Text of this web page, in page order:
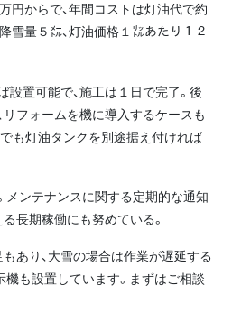
からで、年間コストは灯油代で約
雪量５㍍、灯油価格１㍑あたり１２
置可能で、施工は１日で完了。後
フォームを機に導入するケースも
も灯油タンクを別途据え付ければ
ンテナンスに関する定期的な通知
長期稼働にも努めている。
あり、大雪の場合は作業が遅延する
も設置しています。まずはご相談